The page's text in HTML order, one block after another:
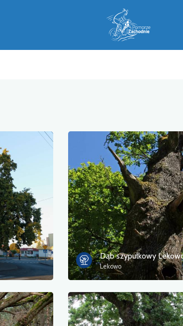
Dąb szypułkowy
Lekowo